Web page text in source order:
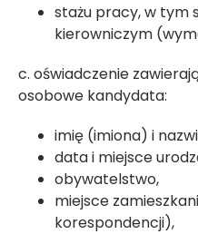
stażu pracy, w tym
kierowniczym
c. oświadczenie
osobowe kandydata:
imię (imiona) i
data i miejsce
obywatelstwo,
miejsce
korespondencji),